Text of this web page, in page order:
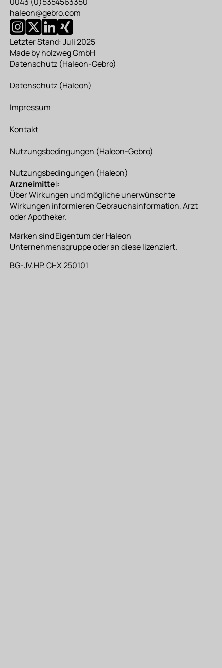
haleon@gebro.com
Letzter Stand: Juli 2025
Made byholzweg GmbH
Datenschutz (Haleon-Gebro)
Datenschutz (Haleon)
Impressum
Kontakt
Nutzungsbedingungen (Haleon-Gebro)
Nutzungsbedingungen (Haleon)
Arzneimittel:
Über Wirkungen und mögliche unerwünschte
Wirkungen informieren Gebrauchsinformation, Arzt
oder Apotheker.
Marken sind Eigentum der Haleon
Unternehmensgruppe oder an diese lizenziert.
BG-JV.HP. CHX 250101